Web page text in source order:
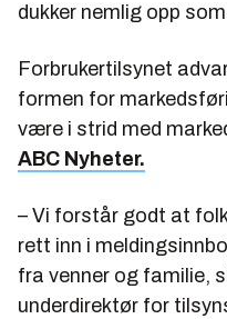
dukker nemlig opp
Forbrukertilsynet
formen for
være i strid med
ABC Nyheter.
– Vi forstår godt at
rett inn i
fra venner og familie,
underdirektør for